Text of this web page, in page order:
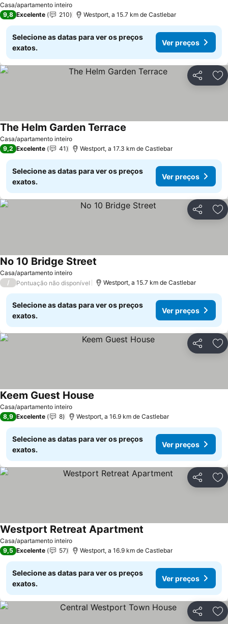
Casa/apartamento inteiro
9,8 Excelente 210 Westport, a 15.7 km de Castlebar
Selecione as datas para ver os preços
exatos.
Ver preços
Partilhar
Casa/apartamento inteiro
The Helm Garden Terrace
9,2 Excelente 41 Westport, a 17.3 km de Castlebar
Selecione as datas para ver os preços
exatos.
Ver preços
Partilhar
Casa/apartamento inteiro
No 10 Bridge Street
/ Pontuação não disponível Westport, a 15.7 km de Castlebar
Selecione as datas para ver os preços
exatos.
Ver preços
Partilhar
Casa/apartamento inteiro
Keem Guest House
8,9 Excelente 8 Westport, a 16.9 km de Castlebar
Selecione as datas para ver os preços
exatos.
Ver preços
Partilhar
Casa/apartamento inteiro
Westport Retreat Apartment
9,5 Excelente 57 Westport, a 16.9 km de Castlebar
Selecione as datas para ver os preços
exatos.
Ver preços
Partilhar